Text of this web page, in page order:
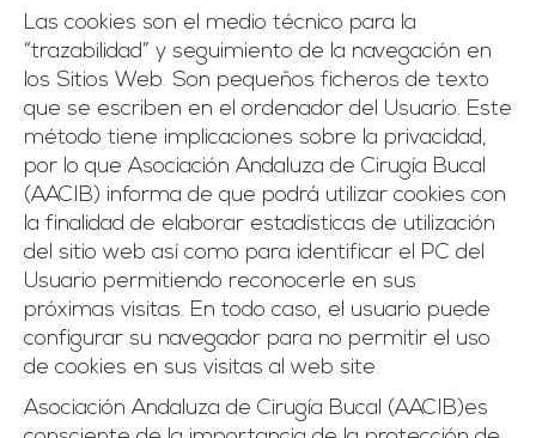
Las cookies son el medio técnico para la
“trazabilidad” y seguimiento de la navegación en
los Sitios Web. Son pequeños ficheros de texto
que se escriben en el ordenador del Usuario. Este
método tiene implicaciones sobre la privacidad,
por lo que Asociación Andaluza de Cirugía Bucal
(AACIB) informa de que podrá utilizar cookies con
la finalidad de elaborar estadísticas de utilización
del sitio web así como para identificar el PC del
Usuario permitiendo reconocerle en sus
próximas visitas. En todo caso, el usuario puede
configurar su navegador para no permitir el uso
de cookies en sus visitas al web site.
Asociación Andaluza de Cirugía Bucal (AACIB)es